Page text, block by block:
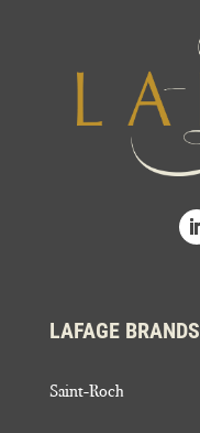
LAFAGE BRANDS
Saint-Roch